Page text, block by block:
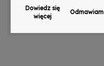
CECHY PRODUKTU
Zezwól na pliki
Dowiedz się więcej
Dowiedz się
więcej
Odmawiam